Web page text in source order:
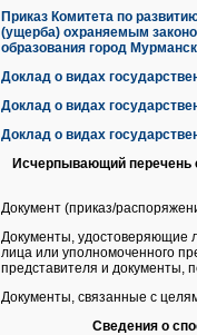
Приказ Комитета по
(ущерба) охраняемым
образования город
Доклад о видах
Доклад о видах
Доклад о видах
Исчерпывающий перечень
Документ (приказ/
Документы, удостоверяющие
лица или уполномоченного
представителя и документы,
Документы, связанные с
Сведения о